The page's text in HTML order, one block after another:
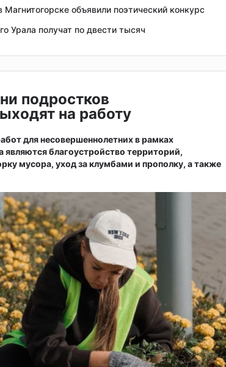
объявили поэтический конкурс
Урала получат по двести тысяч
подростков
на работу
для несовершеннолетних в рамках
являются благоустройство территорий,
мусора, уход за клумбами и прополку, а также